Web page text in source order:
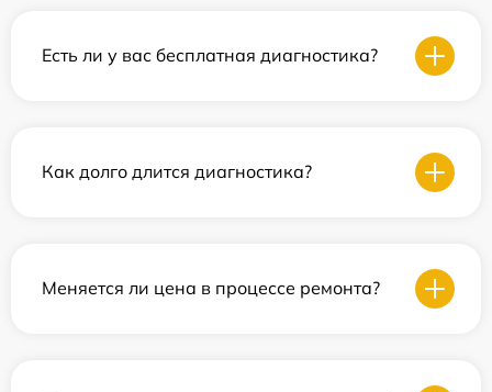
Есть ли у вас бесплатная диагностика?
Как долго длится диагностика?
Меняется ли цена в процессе ремонта?